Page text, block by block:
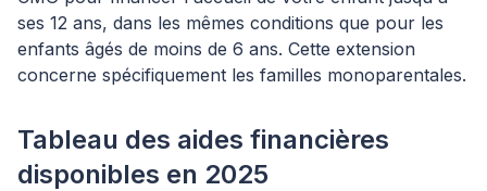
ses 12 ans, dans les mêmes conditions que pour les
enfants âgés de moins de 6 ans. Cette extension
concerne spécifiquement les familles monoparentales.
Tableau des aides financières
disponibles en 2025